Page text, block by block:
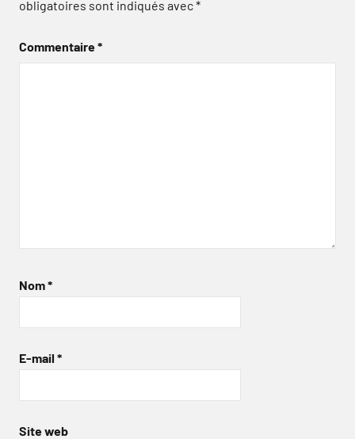
obligatoires sont indiqués avec*
Commentaire*
Nom*
E-mail *
Site web